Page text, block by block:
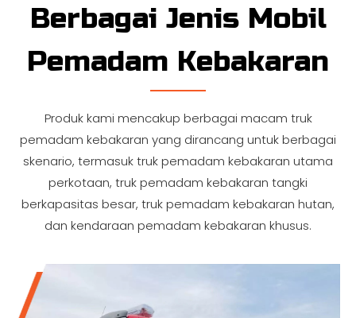
Berbagai Jenis Mobil
Pemadam Kebakaran
Produk kami mencakup berbagai macam truk
pemadam kebakaran yang dirancang untuk berbagai
skenario, termasuk truk pemadam kebakaran utama
perkotaan, truk pemadam kebakaran tangki
berkapasitas besar, truk pemadam kebakaran hutan,
dan kendaraan pemadam kebakaran khusus.